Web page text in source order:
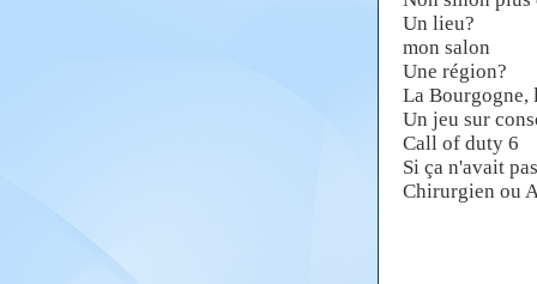
Un lieu?
mon salon
Une région?
La Bourgogne,
Un jeu sur
Call of duty 6
Si ça n'avait
Chirurgien ou